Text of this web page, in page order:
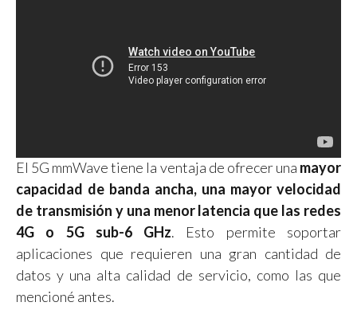
El 5G mmWave tiene la ventaja de ofrecer una mayor
capacidad de banda ancha, una mayor velocidad
de transmisión y una menor latencia que las redes
4G o 5G sub-6 GHz. Esto permite soportar
aplicaciones que requieren una gran cantidad de
datos y una alta calidad de servicio, como las que
mencioné antes.